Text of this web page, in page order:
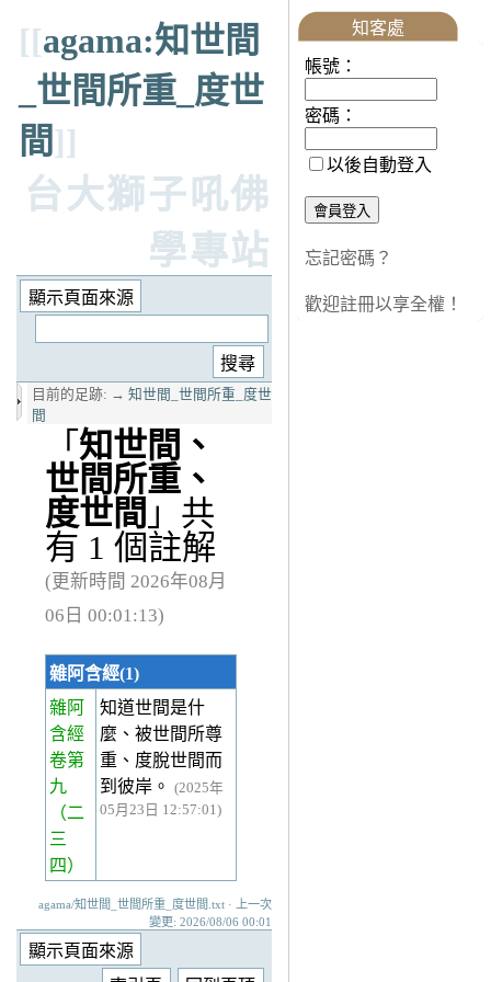
[[agama:知世間
_世間所重_度世
間]]
台大獅子吼佛
學專站
目前的足跡: → 知世間_世間所重_度世
間
「 知世間、
世間所重、
度世間 」共
有 1 個註解
(更新時間 2026年08月
06日 00:01:13)
雜阿含經(1)
雜阿
含經
卷第
九
（二
三
四）
知道世間是什
麼、被世間所尊
重、度脫世間而
到彼岸。
(2025年
05月23日 12:57:01)
agama/知世間_世間所重_度世間.txt · 上一次
變更: 2026/08/06 00:01
知客處
帳號：
密碼：
以後自動登入
忘記密碼？
歡迎註冊以享全權！